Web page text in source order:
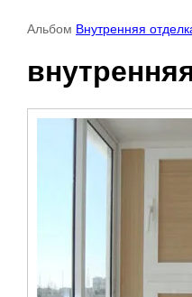
Альбом Внутренняя